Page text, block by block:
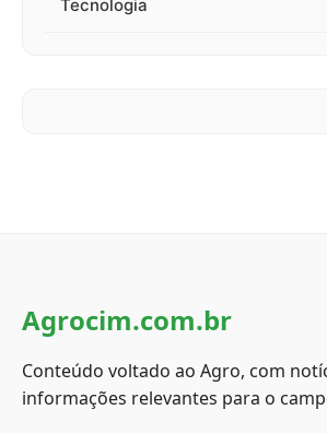
Tecnologia
Agrocim.com.br
Conteúdo voltado ao Agro, com
informações relevantes para o